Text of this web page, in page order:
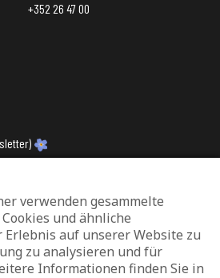
+352 26 47 00
verwenden gesammelte
und ähnliche
Erlebnis auf unserer Website zu
zu analysieren und für
Informationen finden Sie in